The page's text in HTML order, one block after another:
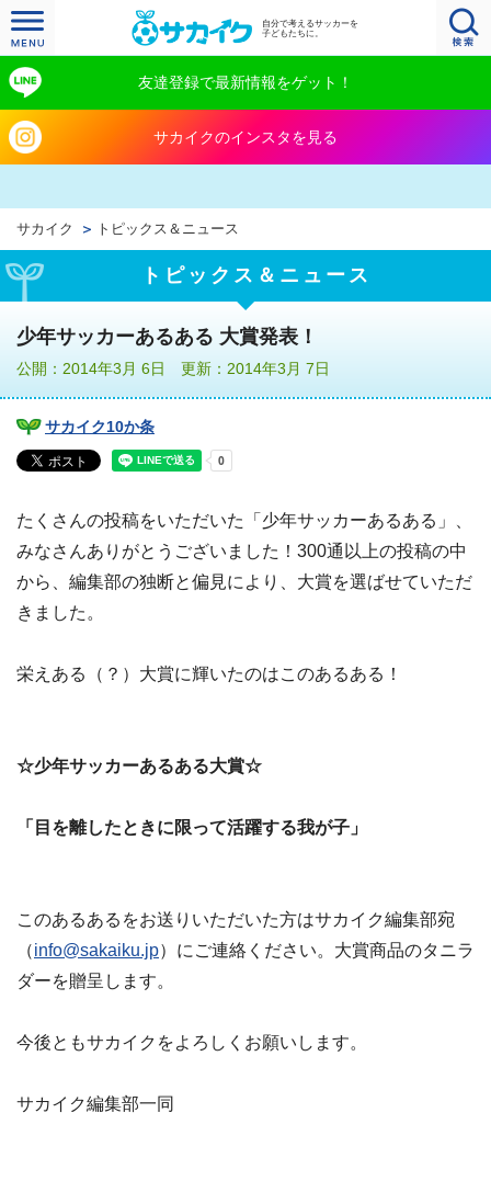
自分で考えるサッカーを
子どもたちに。
友達登録で最新情報をゲット！
サカイクのインスタを見る
サカイク トピックス＆ニュース
トピックス＆ニュース
少年サッカーあるある 大賞発表！
公開：2014年3月 6日 更新：2014年3月 7日
サカイク10か条
たくさんの投稿をいただいた「少年サッカーあるある」、
みなさんありがとうございました！300通以上の投稿の中
から、編集部の独断と偏見により、大賞を選ばせていただ
きました。
栄えある（？）大賞に輝いたのはこのあるある！
☆少年サッカーあるある大賞☆
「目を離したときに限って活躍する我が子」
このあるあるをお送りいただいた方はサカイク編集部宛
（info@sakaiku.jp）にご連絡ください。大賞商品のタニラ
ダーを贈呈します。
今後ともサカイクをよろしくお願いします。
サカイク編集部一同